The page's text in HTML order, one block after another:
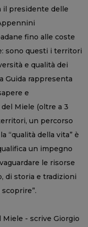
il presidente delle
fino alle coste
sono questi i territori
e qualità dei
Guida rappresenta
e
Miele (oltre a 3
un percorso
“qualità della vita” è
un impegno
le risorse
di storia e tradizioni
- scrive Giorgio